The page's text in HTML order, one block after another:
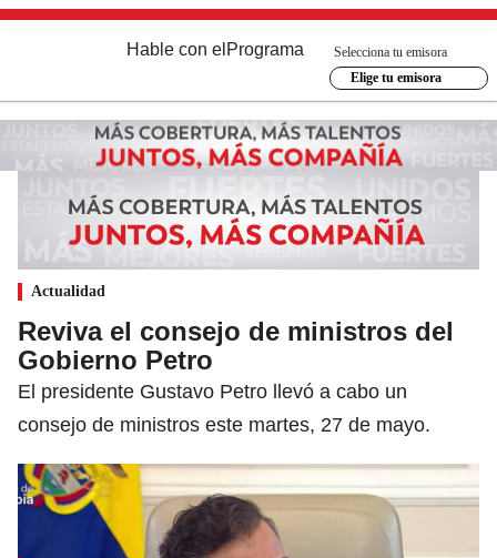
Hable con el Programa
Selecciona tu emisora
Elige tu emisora
Actualidad
Reviva el consejo de ministros del
Gobierno Petro
El presidente Gustavo Petro llevó a cabo un
consejo de ministros este martes, 27 de mayo.